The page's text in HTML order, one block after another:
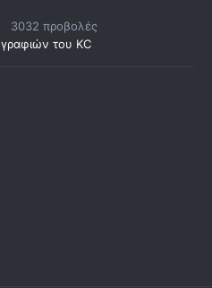
3032 προβολές
του KC